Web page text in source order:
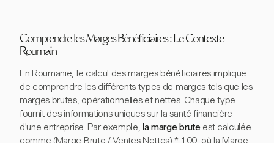
Comprendre les Marges Bénéficiaires : Le Contexte
Roumain
En Roumanie, le calcul des marges bénéficiaires implique
de comprendre les différents types de marges tels que les
marges brutes, opérationnelles et nettes. Chaque type
fournit des informations uniques sur la santé financière
d'une entreprise. Par exemple,la marge bruteest calculée
comme (Marge Brute / Ventes Nettes) * 100, où la Marge